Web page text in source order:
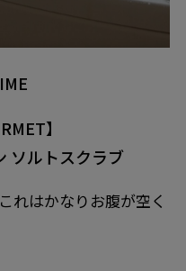
】
ソルトスクラブ
れはかなりお腹が空く